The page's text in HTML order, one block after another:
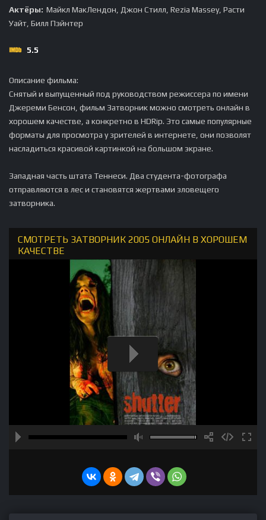
Актёры: Майкл МакЛендон, Джон Стилл, Rezia Massey, Расти
Уайт, Билл Пэйнтер
5.5
Описание фильма:
Снятый и выпущенный под руководством режиссера по имени
Джереми Бенсон, фильм Затворник можно смотреть онлайн в
хорошем качестве, а конкретно в HDRip. Это самые популярные
форматы для просмотра у зрителей в интернете, они позволят
насладиться красивой картинкой на большом экране.
Западная часть штата Теннеси. Два студента-фотографа
отправляются в лес и становятся жертвами зловещего
затворника.
СМОТРЕТЬ ЗАТВОРНИК 2005 ОНЛАЙН В ХОРОШЕМ
КАЧЕСТВЕ